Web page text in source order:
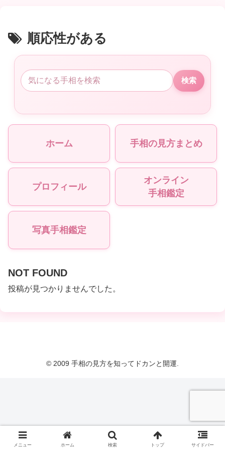
順応性がある
検索
ホーム 手相の見方まとめ
プロフィール
オンライン
手相鑑定
写真手相鑑定
NOT FOUND
投稿が見つかりませんでした。
© 2009 手相の見方を知ってドカンと開運.
メニュー ホーム 検索 トップ サイドバー